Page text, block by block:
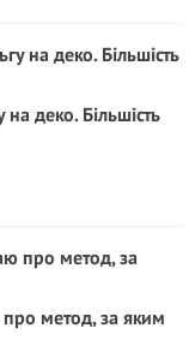
деко. Більшість
метод, за яким